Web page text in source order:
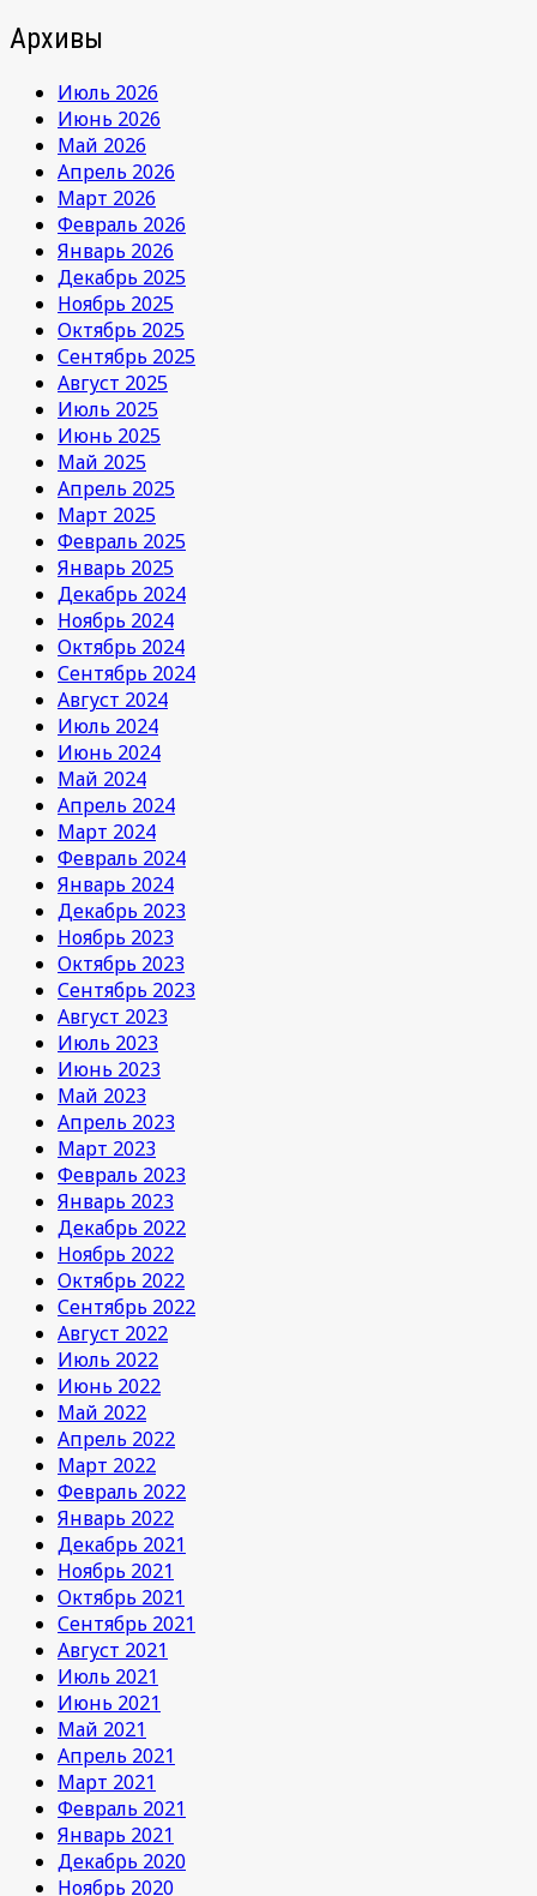
Архивы
Июль 2026
Июнь 2026
Май 2026
Апрель 2026
Март 2026
Февраль 2026
Январь 2026
Декабрь 2025
Ноябрь 2025
Октябрь 2025
Сентябрь 2025
Август 2025
Июль 2025
Июнь 2025
Май 2025
Апрель 2025
Март 2025
Февраль 2025
Январь 2025
Декабрь 2024
Ноябрь 2024
Октябрь 2024
Сентябрь 2024
Август 2024
Июль 2024
Июнь 2024
Май 2024
Апрель 2024
Март 2024
Февраль 2024
Январь 2024
Декабрь 2023
Ноябрь 2023
Октябрь 2023
Сентябрь 2023
Август 2023
Июль 2023
Июнь 2023
Май 2023
Апрель 2023
Март 2023
Февраль 2023
Январь 2023
Декабрь 2022
Ноябрь 2022
Октябрь 2022
Сентябрь 2022
Август 2022
Июль 2022
Июнь 2022
Май 2022
Апрель 2022
Март 2022
Февраль 2022
Январь 2022
Декабрь 2021
Ноябрь 2021
Октябрь 2021
Сентябрь 2021
Август 2021
Июль 2021
Июнь 2021
Май 2021
Апрель 2021
Март 2021
Февраль 2021
Январь 2021
Декабрь 2020
Ноябрь 2020